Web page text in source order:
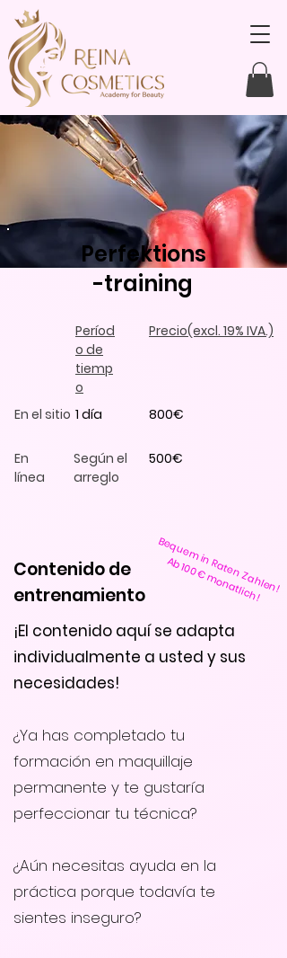
Perfektions
-training
Períod
o de
tiemp
o
En el sitio 1 día
Precio(excl. 19% IVA.)
800€
En
línea
Según el
arreglo
500€
Contenido de
entrenamiento Bequem in Raten Zahlen!
Ab 100€ monatlich!
¡El contenido aquí se adapta
individualmente a usted y sus
necesidades!
¿Ya has completado tu
formación en maquillaje
permanente y te gustaría
perfeccionar tu técnica?
¿Aún necesitas ayuda en la
práctica porque todavía te
sientes inseguro?